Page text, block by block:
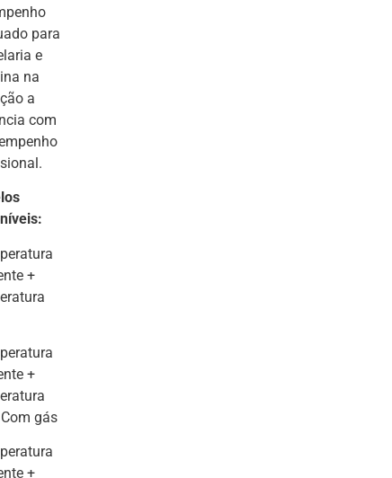
para
e
na
a
com
+
+
gás
+